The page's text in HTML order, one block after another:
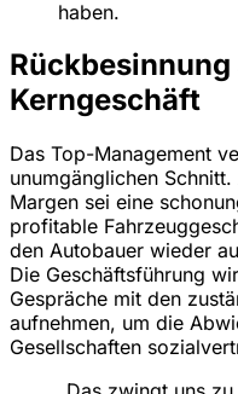
haben.
Kerngeschäft
Das Top-Management
unumgänglichen
Margen sei eine
profitable
den Autobauer wieder
Die Geschäftsführung
Gespräche mit den
aufnehmen, um die
Gesellschaften